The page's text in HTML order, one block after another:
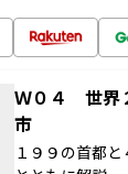
Ｗ０４ 世界
市
１９９の首都